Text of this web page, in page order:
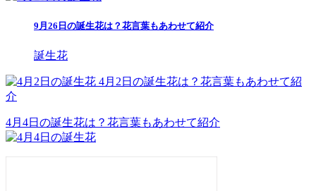
9月26日の誕生花は？花言葉もあわせて紹介
誕生花
4月2日の誕生花は？花言葉もあわせて紹
介
4月4日の誕生花は？花言葉もあわせて紹介